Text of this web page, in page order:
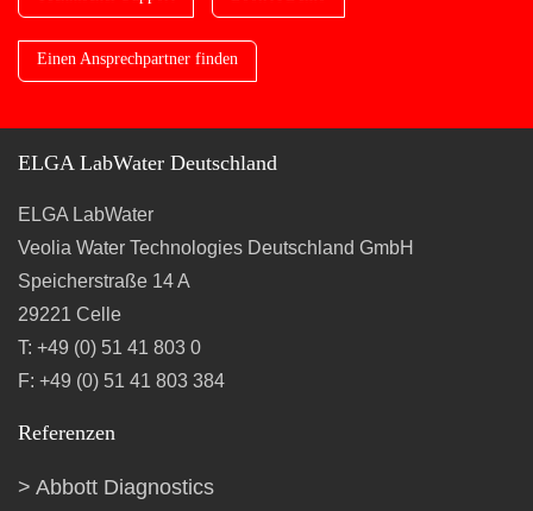
Einen Ansprechpartner finden
ELGA LabWater Deutschland
ELGA LabWater
Veolia Water Technologies Deutschland GmbH
Speicherstraße 14 A
29221 Celle
T: +49 (0) 51 41 803 0
F: +49 (0) 51 41 803 384
Referenzen
Abbott Diagnostics